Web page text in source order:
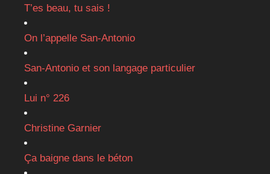
T’es beau, tu sais !
On l’appelle San-Antonio
San-Antonio et son langage particulier
Lui n° 226
Christine Garnier
Ça baigne dans le béton